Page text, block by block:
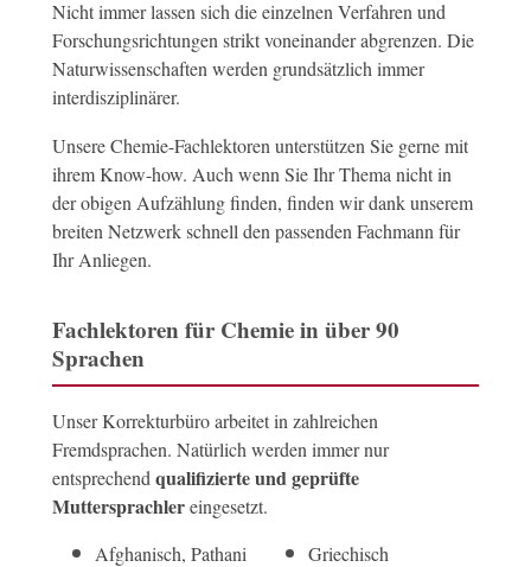
Nicht immer lassen sich die einzelnen Verfahren und
Forschungsrichtungen strikt voneinander abgrenzen. Die
Naturwissenschaften werden grundsätzlich immer
interdisziplinärer.
Unsere Chemie-Fachlektoren unterstützen Sie gerne mit
ihrem Know-how. Auch wenn Sie Ihr Thema nicht in
der obigen Aufzählung finden, finden wir dank unserem
breiten Netzwerk schnell den passenden Fachmann für
Ihr Anliegen.
Fachlektoren für Chemie in über 90
Sprachen
Unser Korrekturbüro arbeitet in zahlreichen
Fremdsprachen. Natürlich werden immer nur
entsprechend qualifizierte und geprüfte
Muttersprachlereingesetzt.
Afghanisch, Pathani
Griechisch